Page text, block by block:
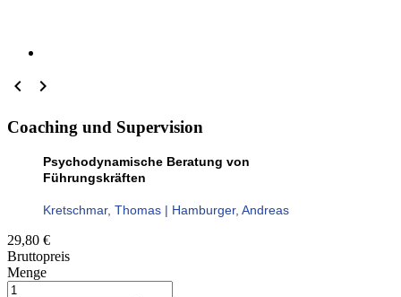
 
Coaching und Supervision
Psychodynamische Beratung von
Führungskräften
Kretschmar, Thomas | Hamburger, Andreas
29,80 €
Bruttopreis
Menge